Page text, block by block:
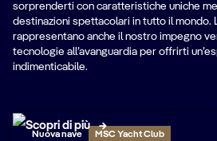
sorprenderti con caratteristiche uniche
destinazioni spettacolari in tutto il mondo.
rappresentano anche il nostro impegno
tecnologie all’avanguardia per offrirti
indimenticabile.
Nuova nave MSC Yacht Club
Scopri di più